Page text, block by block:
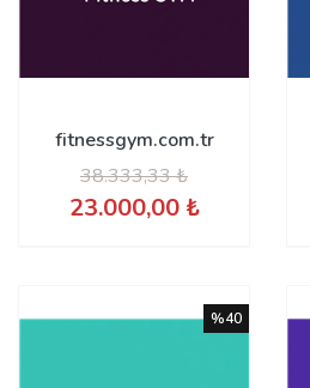
fitnessgym.com.tr
38.333,33 ₺
23.000,00 ₺
%40